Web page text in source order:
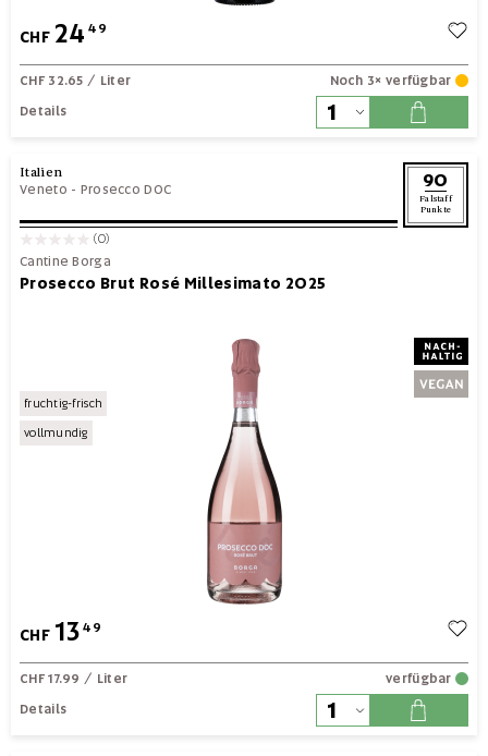
CHF 24 49
CHF 32.65 / Liter
Noch 3× verfügbar
Details
Italien
Veneto - Prosecco DOC 90
Falstaff
Punkte
(0)
Cantine Borga
Prosecco Brut Rosé Millesimato 2025
fruchtig-frisch
vollmundig
CHF 1349
CHF 17.99 / Liter
verfügbar
Details